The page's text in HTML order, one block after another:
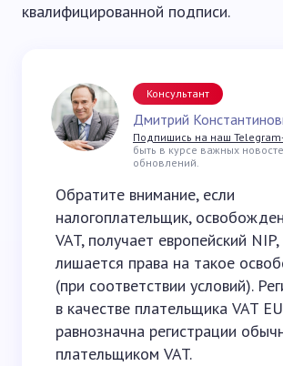
квалифицированной подписи.
Консультант
Дмитрий
Подпишись на наш
быть в курсе важных
обновлений.
Обратите внимание, если
налогоплательщик,
VAT, получает европейский
лишается права на такое
(при соответствии условий).
в качестве плательщика VAT
равнозначна регистрации
плательщиком VAT.